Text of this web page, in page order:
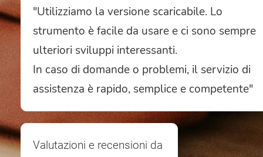
"Utilizziamo la versione scaricabile. Lo
strumento è facile da usare e ci sono sempre
ulteriori sviluppi interessanti.
In caso di domande o problemi, il servizio di
assistenza è rapido, semplice e competente"
Valutazioni e recensioni da